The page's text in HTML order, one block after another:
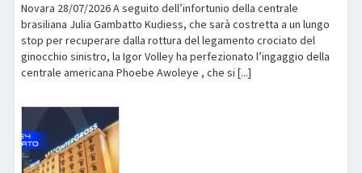
Novara 28/07/2026 A seguito dell’infortunio della centrale
brasiliana Julia Gambatto Kudiess, che sarà costretta a un lungo
stop per recuperare dalla rottura del legamento crociato del
ginocchio sinistro, la Igor Volley ha perfezionato l’ingaggio della
centrale americana Phoebe Awoleye , che si [...]